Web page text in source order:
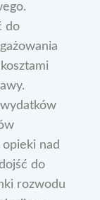
do
nad
do
rozwodu